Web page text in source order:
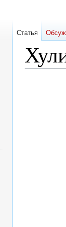
Статья